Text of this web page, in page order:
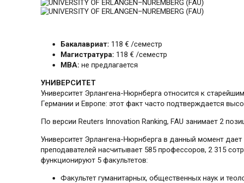
Бакалавриат: 118 € /семестр
Магистратура: 118 € /семестр
МВА: не предлагается
УНИВЕРСИТЕТ
Университет Эрлангена-Нюрнберга относится к
Германии и Европе: этот факт часто подтверждается
По версии Reuters Innovation Ranking, FAU занимает 2
Университет Эрлангена-Нюрнберга в данный момент
преподавателей насчитывает 585 профессоров, 2 315
функционируют 5 факультетов:
Факультет гуманитарных, общественных наук и